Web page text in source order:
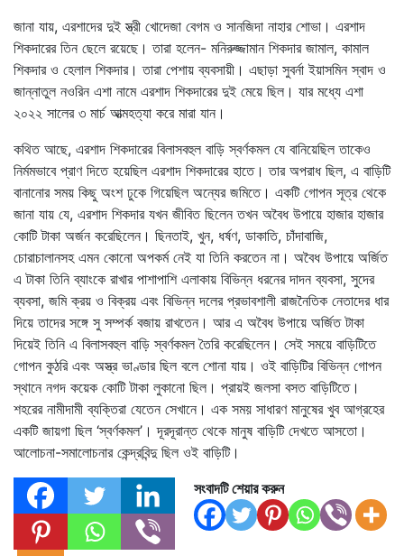
জানা যায়, এরশাদের দুই স্ত্রী খোদেজা বেগম ও সানজিদা নাহার শোভা। এরশাদ
শিকদারের তিন ছেলে রয়েছে। তারা হলেন- মনিরুজ্জামান শিকদার জামাল, কামাল
শিকদার ও হেলাল শিকদার। তারা পেশায় ব্যবসায়ী। এছাড়া সুবর্না ইয়াসমিন স্বাদ ও
জান্নাতুল নওরিন এশা নামে এরশাদ শিকদারের দুই মেয়ে ছিল। যার মধ্যে এশা
২০২২ সালের ৩ মার্চ আত্মহত্যা করে মারা যান।
কথিত আছে, এরশাদ শিকদারের বিলাসবহুল বাড়ি স্বর্ণকমল যে বানিয়েছিল তাকেও
নির্মমভাবে প্রাণ দিতে হয়েছিল এরশাদ শিকদারের হাতে। তার অপরাধ ছিল, এ বাড়িটি
বানানোর সময় কিছু অংশ ঢুকে গিয়েছিল অন্যের জমিতে। একটি গোপন সূত্র থেকে
জানা যায় যে, এরশাদ শিকদার যখন জীবিত ছিলেন তখন অবৈধ উপায়ে হাজার হাজার
কোটি টাকা অর্জন করেছিলেন। ছিনতাই, খুন, ধর্ষণ, ডাকাতি, চাঁদাবাজি,
চোরাচালানসহ এমন কোনো অপকর্ম নেই যা তিনি করতেন না। অবৈধ উপায়ে অর্জিত
এ টাকা তিনি ব্যাংকে রাখার পাশাপাশি এলাকায় বিভিন্ন ধরনের দাদন ব্যবসা, সুদের
ব্যবসা, জমি ক্রয় ও বিক্রয় এবং বিভিন্ন দলের প্রভাবশালী রাজনৈতিক নেতাদের ধার
দিয়ে তাদের সঙ্গে সু সম্পর্ক বজায় রাখতেন। আর এ অবৈধ উপায়ে অর্জিত টাকা
দিয়েই তিনি এ বিলাসবহুল বাড়ি স্বর্ণকমল তৈরি করেছিলেন। সেই সময়ে বাড়িটিতে
গোপন কুঠরি এবং অস্ত্র ভাণ্ডার ছিল বলে শোনা যায়। ওই বাড়িটির বিভিন্ন গোপন
স্থানে নগদ কয়েক কোটি টাকা লুকানো ছিল। প্রায়ই জলসা বসত বাড়িটিতে।
শহরের নামীদামী ব্যক্তিরা যেতেন সেখানে। এক সময় সাধারণ মানুষের খুব আগ্রহের
একটি জায়গা ছিল ‘স্বর্ণকমল’। দূরদূরান্ত থেকে মানুষ বাড়িটি দেখতে আসতো।
আলোচনা-সমালোচনার কেন্দ্রবিন্দু ছিল ওই বাড়িটি।
সংবাদটি শেয়ার করুন